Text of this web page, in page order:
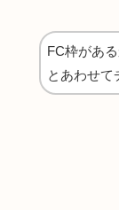
FC枠があ
とあわせて